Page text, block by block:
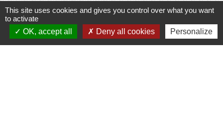
Signaler une erreur sur cette page
This site uses cookies and gives you control over what you want
to activate
OK, accept all
Deny all cookies Personalize